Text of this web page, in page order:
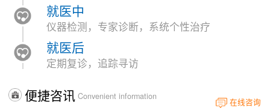
就医中
仪器检测，专家诊断，系统个性治疗
就医后
定期复诊，追踪寻访
便捷咨讯 Convenient information
在线咨询